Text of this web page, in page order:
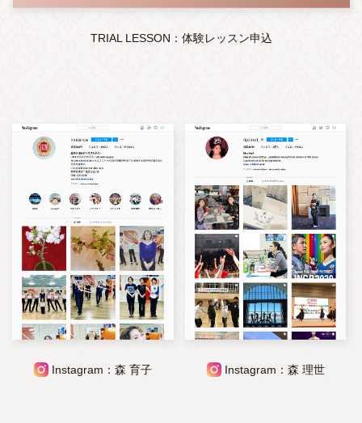
TRIAL LESSON：体験レッスン申込
Instagram：森 育子 Instagram：森 理世